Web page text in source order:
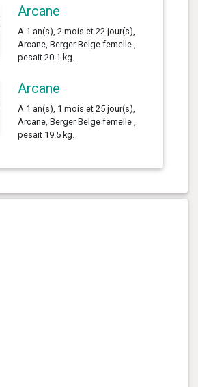
Arcane
A 1 an(s), 2 mois et 22 jour(s),
Arcane, Berger Belge femelle ,
pesait 20.1 kg.
Arcane
A 1 an(s), 1 mois et 25 jour(s),
Arcane, Berger Belge femelle ,
pesait 19.5 kg.